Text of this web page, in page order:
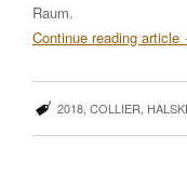
Raum.
Continue reading article
2018, COLLIER